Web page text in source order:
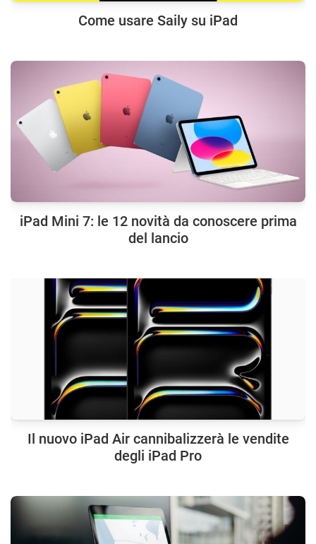
Come usare Saily su iPad
iPad Mini 7: le 12 novità da conoscere prima
del lancio
Il nuovo iPad Air cannibalizzerà le vendite
degli iPad Pro